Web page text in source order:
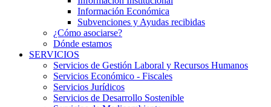
Información Económica
Subvenciones y Ayudas recibidas
¿Cómo asociarse?
Dónde estamos
SERVICIOS
Servicios de Gestión Laboral y Recursos Humanos
Servicios Económico - Fiscales
Servicios Jurídicos
Servicios de Desarrollo Sostenible